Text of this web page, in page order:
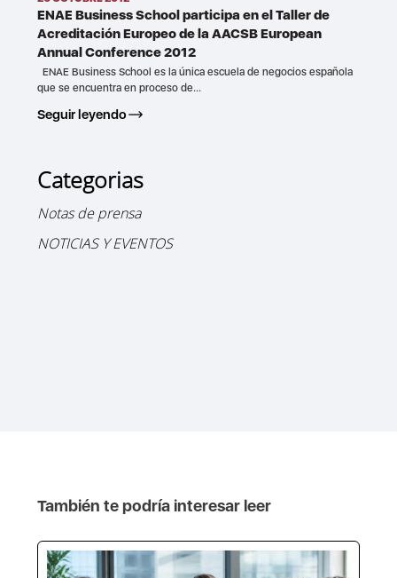
ENAE Business School participa en el Taller de
Acreditación Europeo de la AACSB European
Annual Conference 2012
ENAE Business School es la única escuela de negocios española
que se encuentra en proceso de...
Seguir leyendo
Categorias
Notas de prensa
NOTICIAS Y EVENTOS
También te podría interesar leer